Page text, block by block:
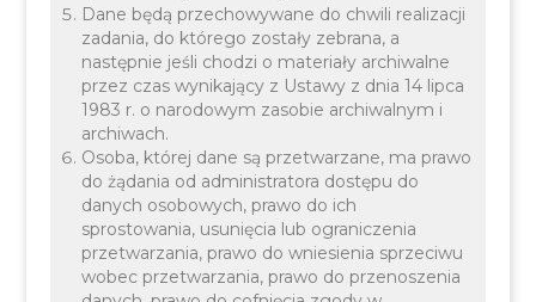
Spotkanie odbędzie się21.08.2025 r. w Dworze
Dzieduszyckich – Radziszów, ul. Szkolna 4
godzinie 15:00(UWAGA! Wejście i parking od
Dane będą przechowywane do chwili realizacji
zadania, do którego zostały zebrana, a
następnie jeśli chodzi o materiały archiwalne
przez czas wynikający z Ustawy z dnia 14 lipca
1983 r. o narodowym zasobie archiwalnym i
archiwach.
Osoba, której dane są przetwarzane, ma prawo
do żądania od administratora dostępu do
danych osobowych, prawo do ich
sprostowania, usunięcia lub ograniczenia
przetwarzania, prawo do wniesienia sprzeciwu
wobec przetwarzania, prawo do przenoszenia